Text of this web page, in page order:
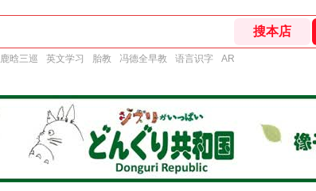
鹿晗三巡 英文学习 胎教 冯德全早教 语言识字 AR